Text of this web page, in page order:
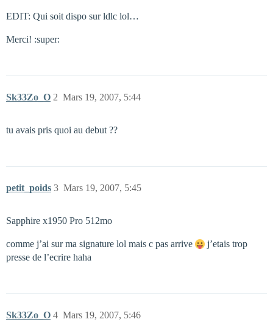
EDIT: Qui soit dispo sur ldlc lol…
Merci! :super:
Sk33Zo_O Mars 19, 2007, 5:44
2
tu avais pris quoi au debut ??
petit_poids Mars 19, 2007, 5:45
3
Sapphire x1950 Pro 512mo
comme j’ai sur ma signature lol mais c pas arrive
j’etais trop
presse de l’ecrire haha
Sk33Zo_O Mars 19, 2007, 5:46
4